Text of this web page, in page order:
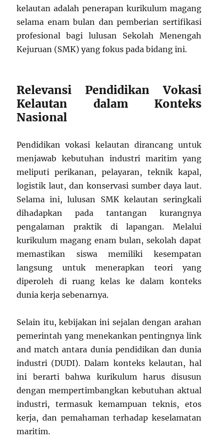
kelautan adalah penerapan kurikulum magang
selama enam bulan dan pemberian sertifikasi
profesional bagi lulusan Sekolah Menengah
Kejuruan (SMK) yang fokus pada bidang ini.
Relevansi Pendidikan Vokasi
Kelautan dalam Konteks
Nasional
Pendidikan vokasi kelautan dirancang untuk
menjawab kebutuhan industri maritim yang
meliputi perikanan, pelayaran, teknik kapal,
logistik laut, dan konservasi sumber daya laut.
Selama ini, lulusan SMK kelautan seringkali
dihadapkan pada tantangan kurangnya
pengalaman praktik di lapangan. Melalui
kurikulum magang enam bulan, sekolah dapat
memastikan siswa memiliki kesempatan
langsung untuk menerapkan teori yang
diperoleh di ruang kelas ke dalam konteks
dunia kerja sebenarnya.
Selain itu, kebijakan ini sejalan dengan arahan
pemerintah yang menekankan pentingnya link
and match antara dunia pendidikan dan dunia
industri (DUDI). Dalam konteks kelautan, hal
ini berarti bahwa kurikulum harus disusun
dengan mempertimbangkan kebutuhan aktual
industri, termasuk kemampuan teknis, etos
kerja, dan pemahaman terhadap keselamatan
maritim.